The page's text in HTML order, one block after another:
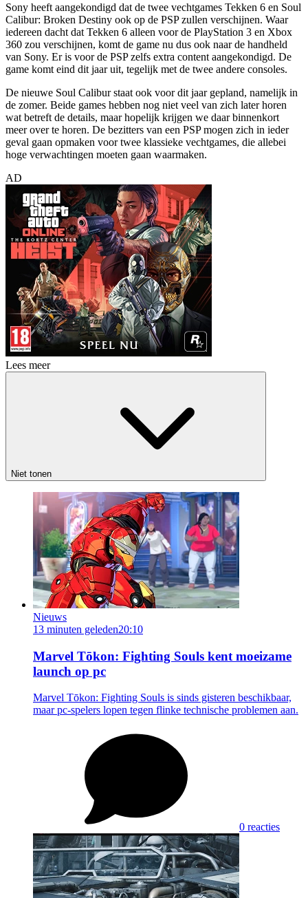
Sony heeft aangekondigd dat de twee vechtgames Tekken 6 en Soul
Calibur: Broken Destiny ook op de PSP zullen verschijnen. Waar
iedereen dacht dat Tekken 6 alleen voor de PlayStation 3 en Xbox
360 zou verschijnen, komt de game nu dus ook naar de handheld
van Sony. Er is voor de PSP zelfs extra content aangekondigd. De
game komt eind dit jaar uit, tegelijk met de twee andere consoles.
De nieuwe Soul Calibur staat ook voor dit jaar gepland, namelijk in
de zomer. Beide games hebben nog niet veel van zich later horen
wat betreft de details, maar hopelijk krijgen we daar binnenkort
meer over te horen. De bezitters van een PSP mogen zich in ieder
geval gaan opmaken voor twee klassieke vechtgames, die allebei
hoge verwachtingen moeten gaan waarmaken.
AD
Lees meer
Niet tonen
Nieuws
13 minuten geleden20:10
Marvel Tōkon: Fighting Souls kent moeizame
launch op pc
Marvel Tōkon: Fighting Souls is sinds gisteren beschikbaar,
maar pc-spelers lopen tegen flinke technische problemen aan.
0 reacties